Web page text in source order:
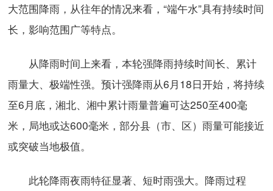
大范围降雨，从往年的情况来看，“端午水”具有持续时间
长，影响范围广等特点。
从降雨时间上来看，本轮强降雨持续时间长、累计
雨量大、极端性强。预计强降雨从6月18日开始，将持续
至6月底，湘北、湘中累计雨量普遍可达250至400毫
米，局地或达600毫米，部分县（市、区）雨量可能接近
或突破当地极值。
此轮降雨夜雨特征显著、短时雨强大。降雨过程